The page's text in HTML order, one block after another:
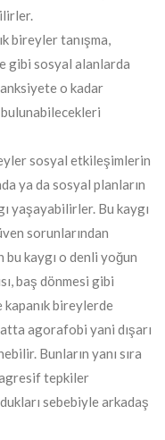
bireyler tanışma,
gibi sosyal alanlarda
o kadar
sosyal etkileşimlerin
ya da sosyal planların
yaşayabilirler. Bu kaygı
sorunlarından
bu kaygı o denli yoğun
baş dönmesi gibi
bireylerde
agorafobi yani dışarı
Bunların yanı sıra
tepkiler
sebebiyle arkadaş